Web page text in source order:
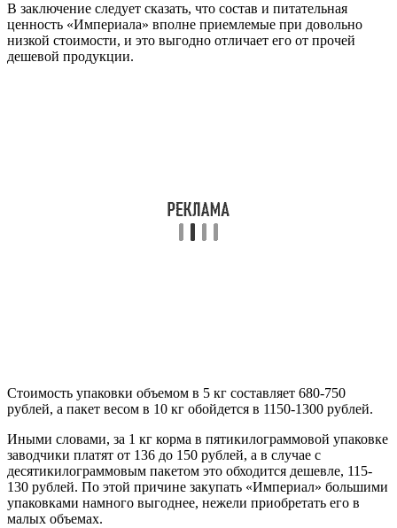
В заключение следует сказать, что состав и питательная
ценность «Империала» вполне приемлемые при довольно
низкой стоимости, и это выгодно отличает его от прочей
дешевой продукции.
Стоимость упаковки объемом в 5 кг составляет 680-750
рублей, а пакет весом в 10 кг обойдется в 1150-1300 рублей.
Иными словами, за 1 кг корма в пятикилограммовой упаковке
заводчики платят от 136 до 150 рублей, а в случае с
десятикилограммовым пакетом это обходится дешевле, 115-
130 рублей. По этой причине закупать «Империал» большими
упаковками намного выгоднее, нежели приобретать его в
малых объемах.